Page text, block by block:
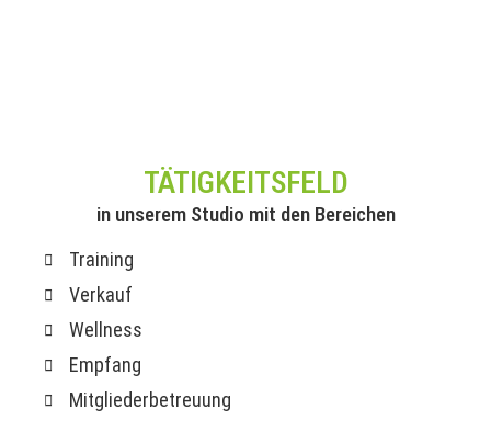
TÄTIGKEITSFELD
in unserem Studio mit den Bereichen
Training
Verkauf
Wellness
Empfang
Mitgliederbetreuung